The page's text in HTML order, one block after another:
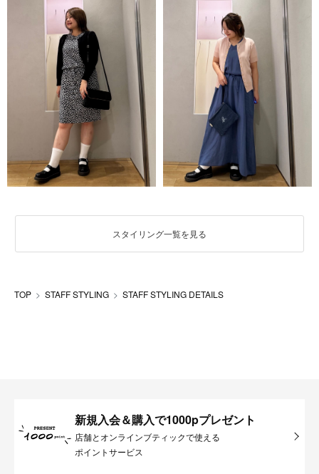
スタイリング一覧を見る
TOP STAFF STYLING STAFF STYLING DETAILS
新規入会＆購入で1000pプレゼント
店舗とオンラインブティックで使える
ポイントサービス